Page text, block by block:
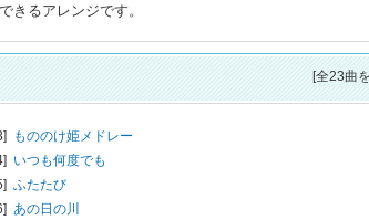
きるアレンジです。
[全23曲
もののけ姫メドレー
いつも何度でも
ふたたび
あの日の川